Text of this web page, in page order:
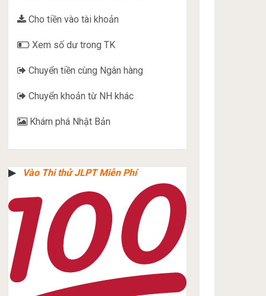
Cho tiền vào tài khoản
Xem số dư trong TK
Chuyển tiền cùng Ngân hàng
Chuyển khoản từ NH khác
Khám phá Nhật Bản
▶︎ Vào Thi thử JLPT Miễn Phí